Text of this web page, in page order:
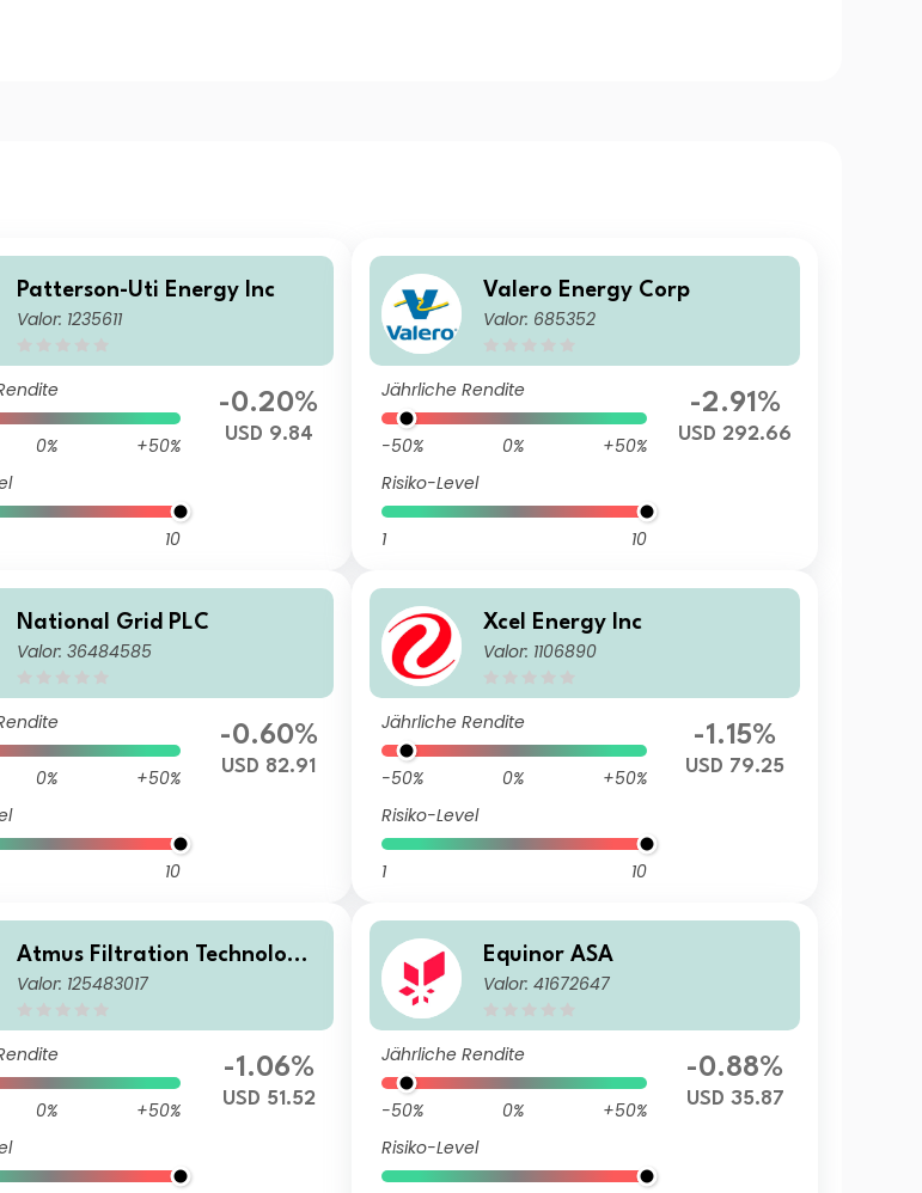
Patterson-Uti Energy Inc
Valor: 1235611
0%
+50%
10
-0.20%
USD 9.84
Valero Energy Corp
Valor: 685352
Jährliche Rendite
-50% 0%
+50%
Risiko-Level
1 10
-2.91%
USD 292.66
National Grid PLC
Valor: 36484585
0%
+50%
10
-0.60%
USD 82.91
Xcel Energy Inc
Valor: 1106890
Jährliche Rendite
-50% 0%
+50%
Risiko-Level
1 10
-1.15%
USD 79.25
Atmus Filtration Technologie
s Inc
Valor: 125483017
0%
+50%
-1.06%
USD 51.52
Equinor ASA
Valor: 41672647
Jährliche Rendite
-50% 0%
+50%
Risiko-Level
-0.88%
USD 35.87